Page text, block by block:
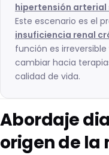
hipertensión arterial
Este escenario es el
insuficiencia renal
función es
cambiar hacia
calidad de vida.
Abordaje
origen de